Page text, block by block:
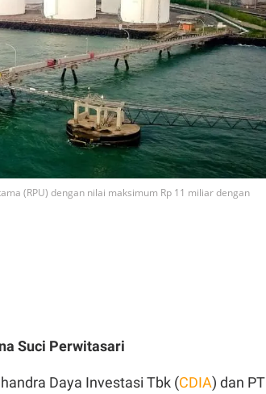
(RPU) dengan nilai maksimum Rp 11 miliar dengan
Suci Perwitasari
Daya Investasi Tbk (CDIA) dan PT